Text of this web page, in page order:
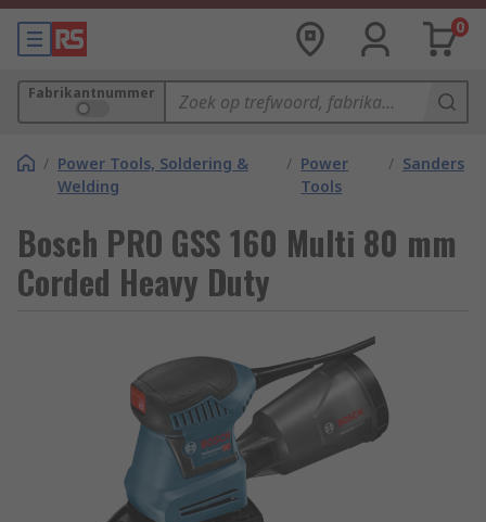
0
Fabrikantnummer
/ Power Tools, Soldering &
Welding
/ Power
Tools
/ Sanders
Bosch PRO GSS 160 Multi 80 mm
Corded Heavy Duty